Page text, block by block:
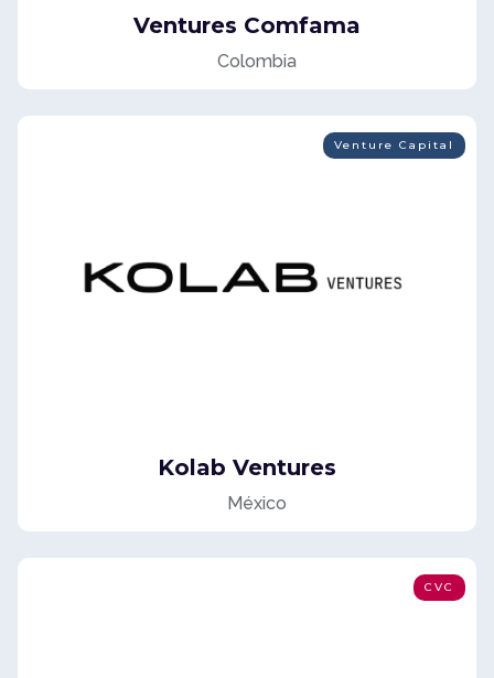
Ventures Comfama
Colombia
Venture Capital
Kolab Ventures
México
CVC